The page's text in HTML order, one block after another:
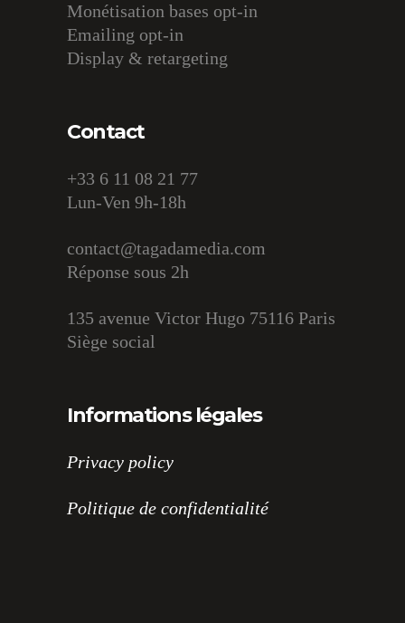
Monétisation bases opt-in
Emailing opt-in
Display & retargeting
Contact
+33 6 11 08 21 77
Lun-Ven 9h-18h
contact@tagadamedia.com
Réponse sous 2h
135 avenue Victor Hugo 75116 Paris
Siège social
Informations légales
Privacy policy
Politique de confidentialité